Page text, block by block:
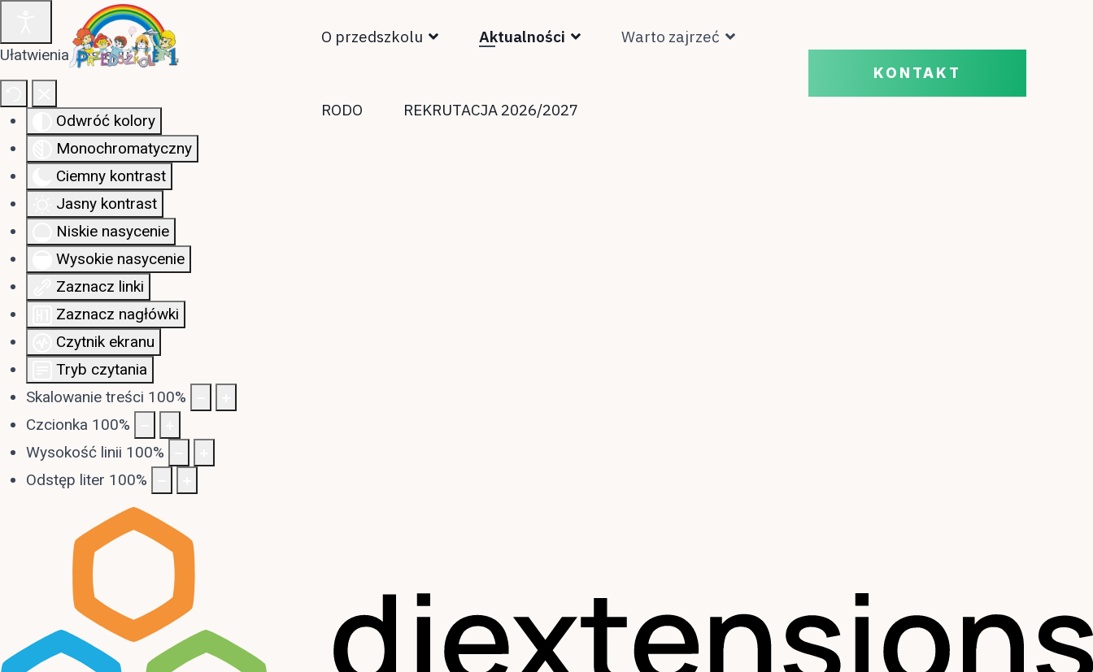
Ułatwienia dostępu
Odwróć kolory
Monochromatyczny
Ciemny kontrast
Jasny kontrast
Niskie nasycenie
Wysokie nasycenie
Zaznacz linki
Zaznacz nagłówki
Czytnik ekranu
Tryb czytania
Skalowanie treści 100%
Czcionka 100%
Wysokość linii 100%
Odstęp liter 100%
KONTAKT
O przedszkolu Aktualności Warto zajrzeć
RODO REKRUTACJA 2026/2027